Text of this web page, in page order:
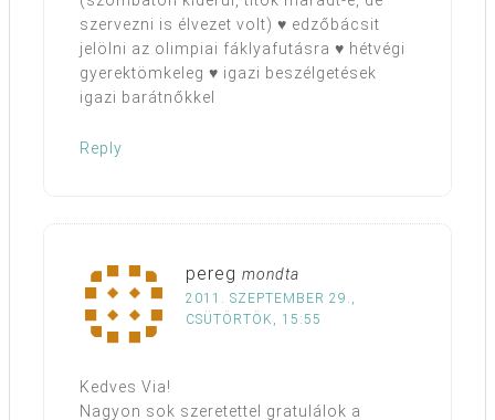
szervezni is élvezet volt) ♥ edzőbácsit
jelölni az olimpiai fáklyafutásra ♥ hétvégi
gyerektömkeleg ♥ igazi beszélgetések
igazi barátnőkkel
Reply
pereg mondta
2011. SZEPTEMBER 29.,
CSÜTÖRTÖK, 15:55
Kedves Via!
Nagyon sok szeretettel gratulálok a